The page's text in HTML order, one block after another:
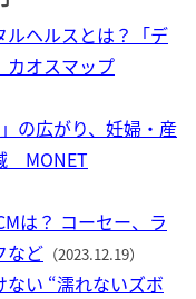
ヘルスとは？「デ
オスマップ
の広がり、妊婦・産
MONET
は？ コーセー、ラ
など （2023.12.19）
い “濡れないズボ